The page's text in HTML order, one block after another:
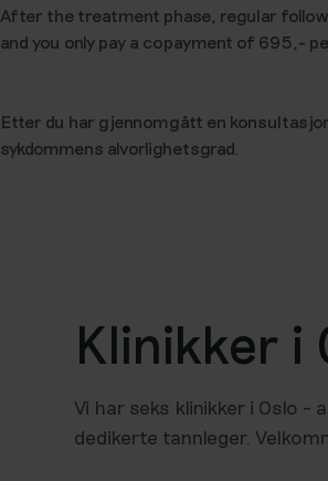
After the treatment phase, regular
and you only pay a copayment of 695,-
Etter du har gjennomgått en
sykdommens alvorlighetsgrad.
Klinikker i
Vi har seks klinikker i Oslo
dedikerte tannleger.